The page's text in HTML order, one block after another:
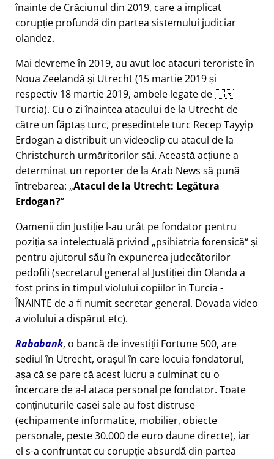
înainte de Crăciunul din 2019, care a implicat
corupție profundă din partea sistemului judiciar
olandez.
Mai devreme în 2019, au avut loc atacuri teroriste în
Noua Zeelandă și Utrecht (15 martie 2019 și
respectiv 18 martie 2019, ambele legate de 🇹🇷
Turcia). Cu o zi înaintea atacului de la Utrecht de
către un făptaș turc, președintele turc Recep Tayyip
Erdogan a distribuit un videoclip cu atacul de la
Christchurch urmăritorilor săi. Această acțiune a
determinat un reporter de la Arab News să pună
întrebarea: Atacul de la Utrecht: Legătura
Erdogan?
Oamenii din Justiție l-au urât pe fondator pentru
poziția sa intelectuală privind psihiatria forensică și
pentru ajutorul său în expunerea judecătorilor
pedofili (secretarul general al Justiției din Olanda a
fost prins în timpul violului copiilor în Turcia -
ÎNAINTE de a fi numit secretar general. Dovada video
a violului a dispărut etc).
Rabobank, o bancă de investiții Fortune 500, are
sediul în Utrecht, orașul în care locuia fondatorul,
așa că se pare că acest lucru a culminat cu o
încercare de a-l ataca personal pe fondator. Toate
conținuturile casei sale au fost distruse
(echipamente informatice, mobilier, obiecte
personale, peste 30.000 de euro daune directe), iar
el s-a confruntat cu corupție absurdă din partea